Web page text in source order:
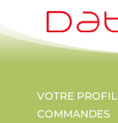
VOTRE PROFIL
COMMANDES